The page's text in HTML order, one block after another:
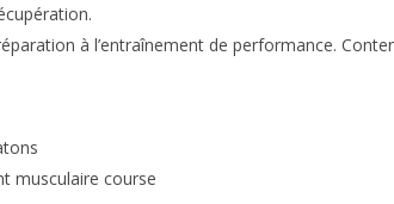
à l’entraînement de performance.
musculaire course